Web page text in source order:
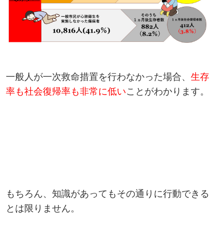
一般人が一次救命措置を行わなかった場合、 生存
率も社会復帰率も非常に低いことがわかります。
もちろん、知識があってもその通りに行動できる
とは限りません。